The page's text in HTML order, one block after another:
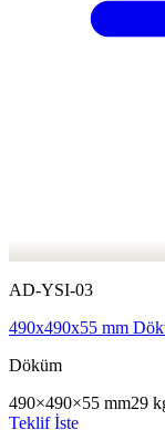
AD-YSI-03
490x490x55 mm
Döküm
490×490×55 mm29
Teklif İste